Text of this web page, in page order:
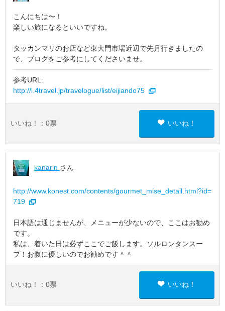
こんにちは〜！
楽しい旅になるといいですね。
タッカンマリのお店など東大門市場近辺で先月行きましたの
で、ブログをご参考にしてくださいませ。
参考URL:
http://i.4travel.jp/travelogue/list/eijiando75
いいね！： 0票 いいね！
kanarin さん
http://www.konest.com/contents/gourmet_mise_detail.html?id=
719
日本語は通じませんが、メニューが少ないので、ここはお勧め
です。
私は、着いた日は必ずここでご飯します。ソルロンタンスー
プ！お腹に優しいのでお勧めです＾＾
いいね！： 0票 いいね！